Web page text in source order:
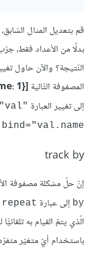
قم بتعديل المثال
بدلًا من الأعداد فقط،
النّتيجة؟ والآن حاول
المصفوفة التّالية[{name: 1},{name: 2},{name: 1}]
إلى تغيير العبارة "ng-bind="val
bind="val.name
track by
إنّ حلّ مشكلة مصفوفة
by إلى عبارة repeat
الّذي يتمّ القيام به
باستخدام أيّ متغيّر